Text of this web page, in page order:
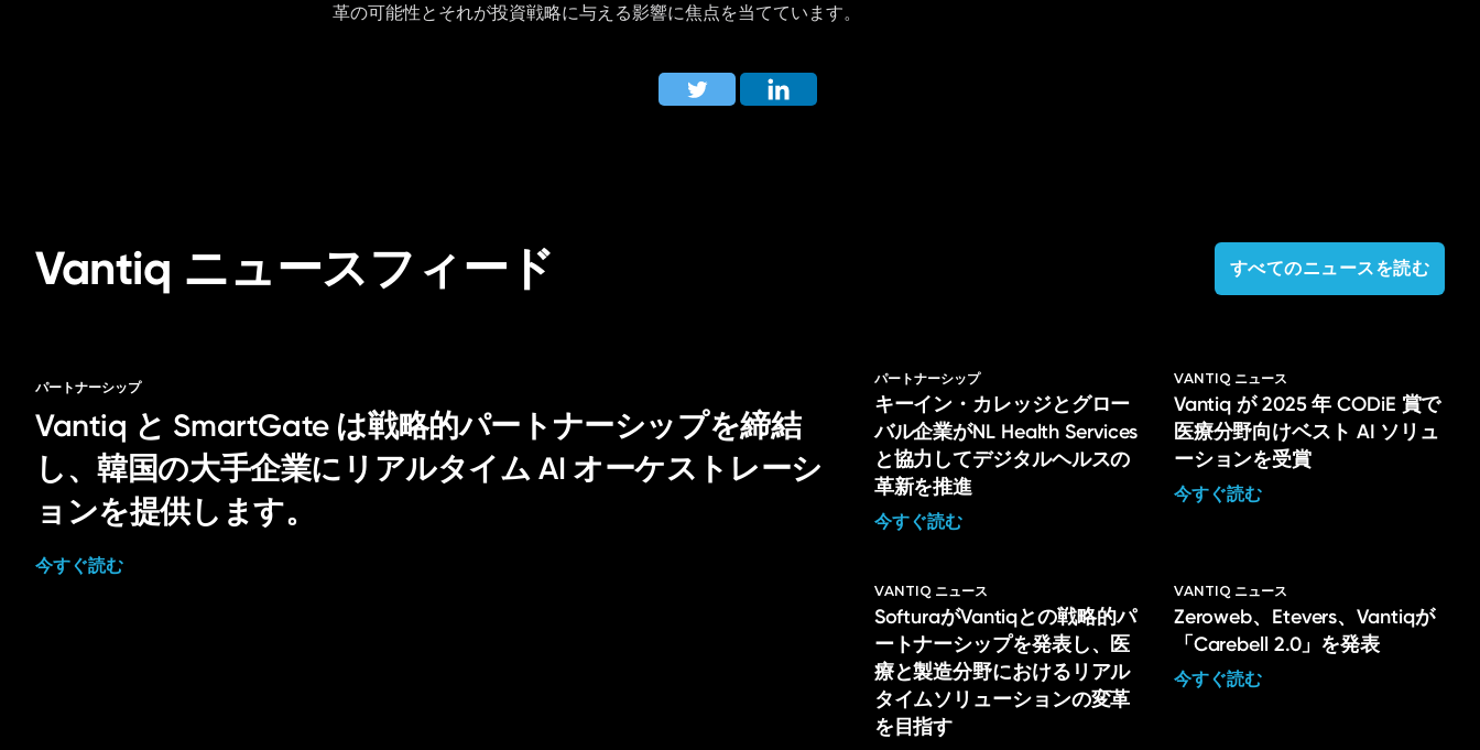
革の可能性とそれが投資戦略に与える影響に焦点を当てています。
Vantiq ニュースフィード すべてのニュースを読む
パートナーシップ
Vantiq と SmartGate は戦略的パートナーシップを締結
し、韓国の大手企業にリアルタイム AI オーケストレーシ
ョンを提供します。
今すぐ読む
パートナーシップ
キーイン・カレッジとグロー
バル企業がNL Health Services
と協力してデジタルヘルスの
革新を推進
今すぐ読む
VANTIQ ニュース
Vantiq が 2025 年 CODiE 賞で
医療分野向けベスト AI ソリュ
ーションを受賞
今すぐ読む
VANTIQ ニュース
SofturaがVantiqとの戦略的パ
ートナーシップを発表し、医
療と製造分野におけるリアル
タイムソリューションの変革
を目指す
VANTIQ ニュース
Zeroweb、Etevers、Vantiqが
「Carebell 2.0」を発表
今すぐ読む